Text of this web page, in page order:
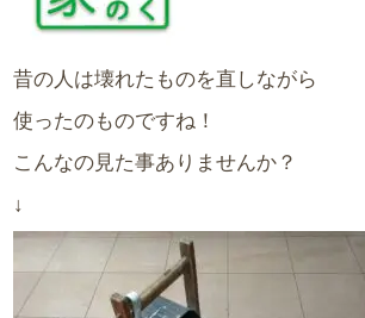
昔の人は壊れたものを直しながら
使ったのものですね！
こんなの見た事ありませんか？
↓